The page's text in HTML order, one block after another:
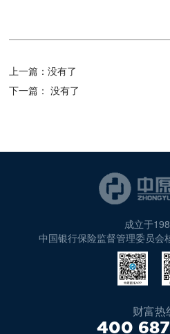
上一篇：没有了
下一篇： 没有了
成立于
中国银行保险监督管理委员会
财富热
400 687